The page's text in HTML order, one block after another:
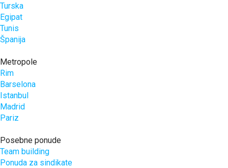
Turska
Egipat
Tunis
Španija
Metropole
Rim
Barselona
Istanbul
Madrid
Pariz
Posebne ponude
Team building
Ponuda za sindikate